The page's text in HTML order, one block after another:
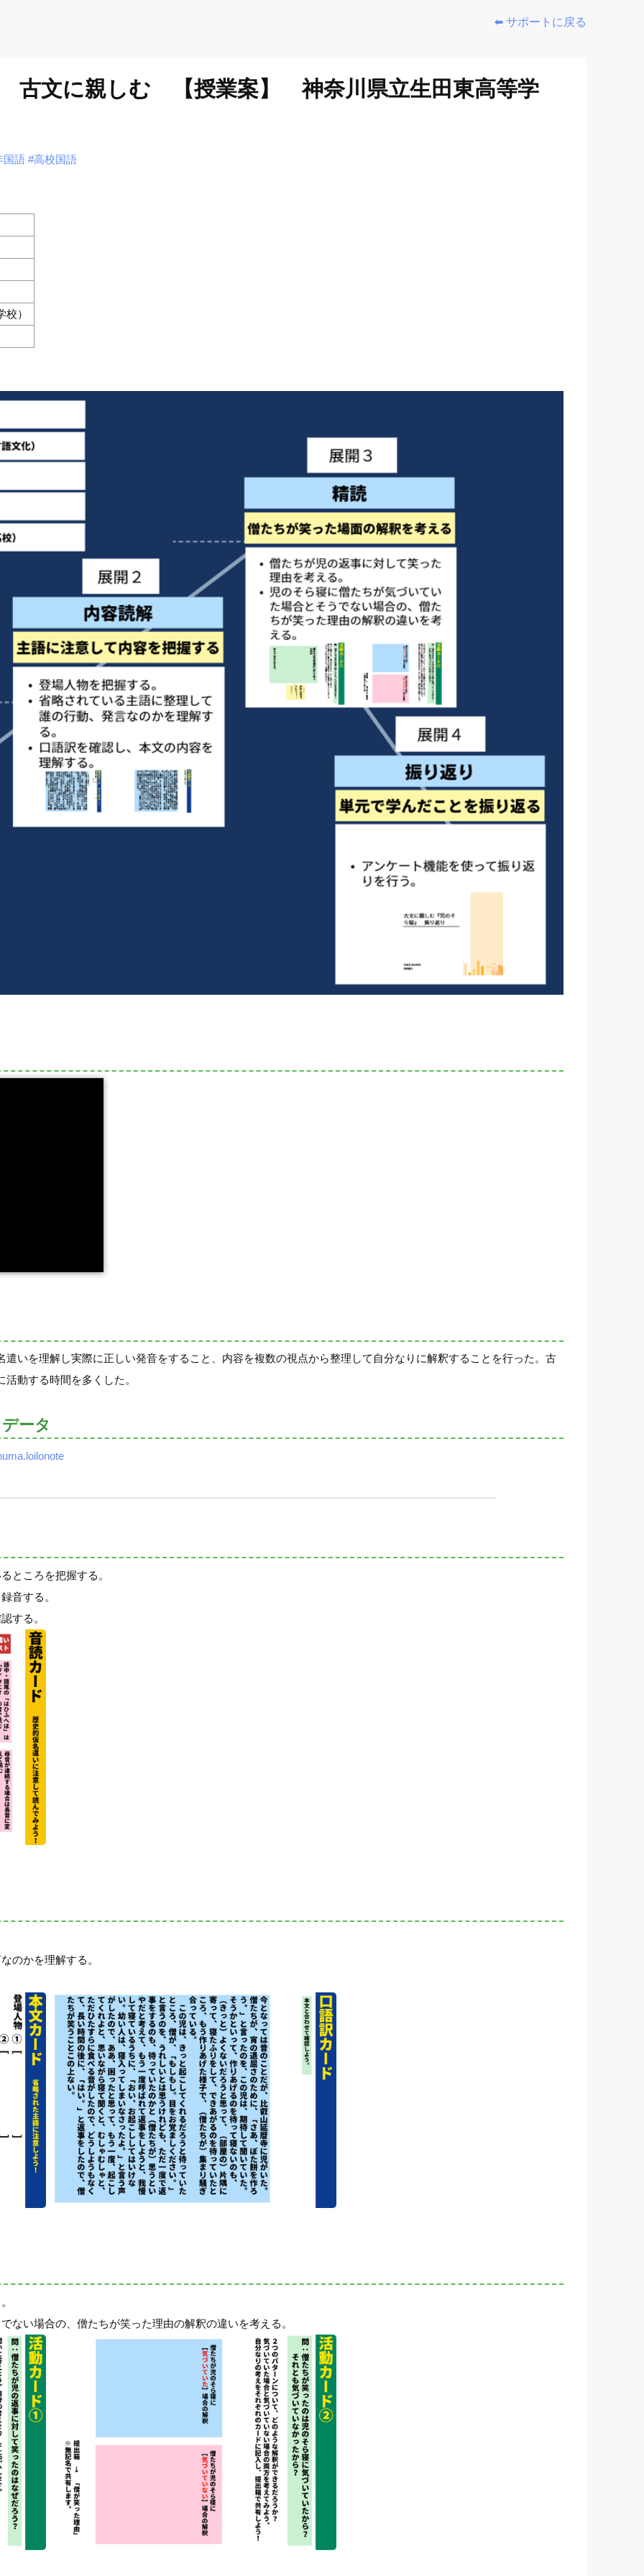
⬅️ サポートに戻る
文に親しむ 【授業案】 神奈川県立生田東高等学
国語 #高校国語
）
いを理解し実際に正しい発音をすること、内容を複数の視点から整理して自分なりに解釈することを行った。古
動する時間を多くした。
ータ
ところを把握する。
音する。
する。
のかを理解する。
ない場合の、僧たちが笑った理由の解釈の違いを考える。